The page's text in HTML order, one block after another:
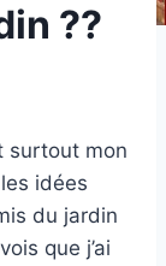
??
surtout mon
idées
du jardin
que j’ai